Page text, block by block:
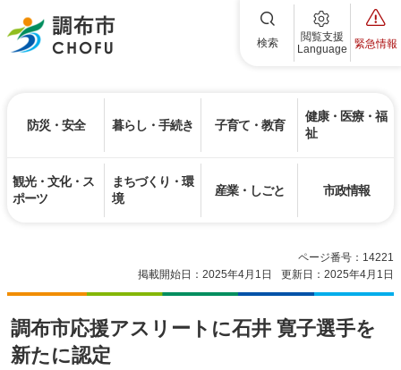
調布市 検索
閲覧支援
Language
緊急情報
防災・安全 暮らし・手続き 子育て・教育
健康・医療・福
祉
観光・文化・ス
ポーツ
まちづくり・環
境
産業・しごと 市政情報
ページ番号：14221
掲載開始日：2025年4月1日
更新日：2025年4月1日
調布市応援アスリートに石井 寛子選手を
新たに認定